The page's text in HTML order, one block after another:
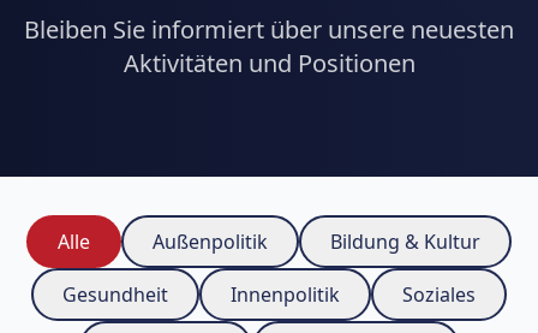
Bleiben Sie informiert über unsere neuesten
Aktivitäten und Positionen
Alle Außenpolitik
Bildung & Kultur
Gesundheit
Innenpolitik
Soziales